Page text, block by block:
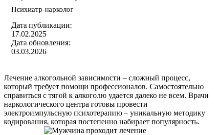
Психиатр-нарколог
Дата публикации:
17.02.2025
Дата обновления:
03.03.2026
Лечение алкогольной зависимости – сложный процесс,
который требует помощи профессионалов. Самостоятельно
справиться с тягой к алкоголю удается далеко не всем. Врачи
наркологического центра готовы провести
электроимпульсную психотерапию – уникальную методику
кодирования, которая постепенно набирает популярность.